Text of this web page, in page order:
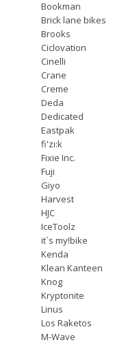
Bookman
Brick lane bikes
Brooks
Ciclovation
Cinelli
Crane
Creme
Deda
Dedicated
Eastpak
fi'zi:k
Fixie Inc.
Fuji
Giyo
Harvest
HJC
IceToolz
it`s my!bike
Kenda
Klean Kanteen
Knog
Kryptonite
Linus
Los Raketos
M-Wave